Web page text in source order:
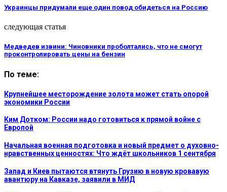
Украинцы придумали еще один повод обидеться на Россию
следующая статья
Медведев извини: Чиновники проболтались, что не смогут
проконтролировать цены на бензин
По теме:
Крупнейшее месторождение золота может стать опорой
экономики России
Ким Дотком: России надо готовиться к прямой войне с
Европой
Начальная военная подготовка и новый предмет о духовно-
нравственных ценностях: Что ждёт школьников 1 сентября
Запад и Киев пытаются втянуть Грузию в новую кровавую
авантюру на Кавказе, заявили в МИД